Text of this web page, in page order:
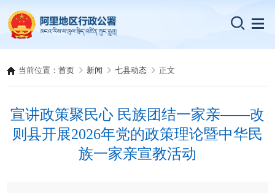
当前位置：首页 新闻 七县动态 正文
宣讲政策聚民心 民族团结一家亲——改
则县开展2026年党的政策理论暨中华民
族一家亲宣教活动